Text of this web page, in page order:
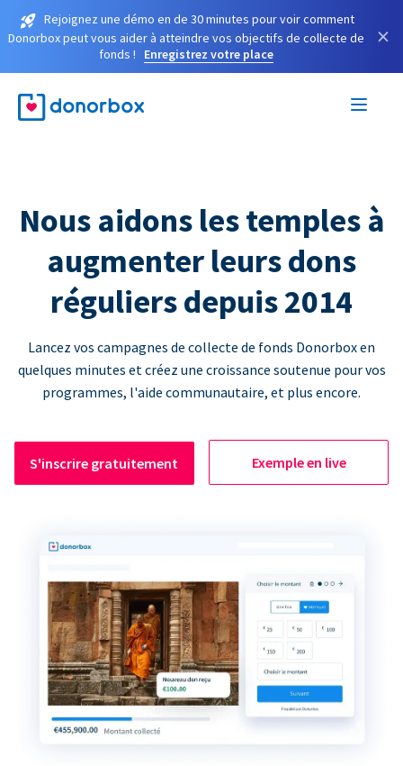
Rejoignez une démo en de 30 minutes pour voir comment
Donorbox peut vous aider à atteindre vos objectifs de collecte de
fonds !
Enregistrez votre place
×
Nous aidons les temples à
augmenter leurs dons
réguliers depuis 2014
Lancez vos campagnes de collecte de fonds Donorbox en
quelques minutes et créez une croissance soutenue pour vos
programmes, l'aide communautaire, et plus encore.
S'inscrire gratuitement Exemple en live